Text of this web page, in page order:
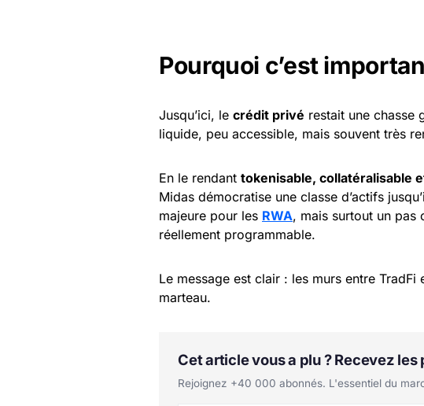
Pourquoi c’est
Jusqu’ici, le crédit privé restait une chasse
liquide, peu accessible, mais souvent très
En le rendant tokenisable, collatéralisable
Midas démocratise une classe d’actifs
majeure pour les RWA, mais surtout un pas
réellement programmable.
Le message est clair : les murs entre
marteau.
Cet article vous a plu ? Recevez
Rejoignez +40 000 abonnés. L'essentiel du